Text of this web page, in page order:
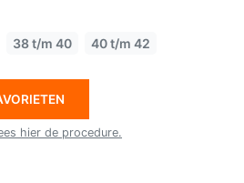
38 t/m 40 40 t/m 42
hier de procedure.